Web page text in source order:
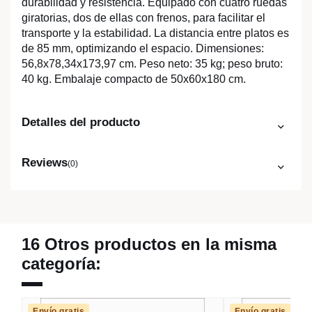
durabilidad y resistencia. Equipado con cuatro ruedas
giratorias, dos de ellas con frenos, para facilitar el
transporte y la estabilidad. La distancia entre platos es
de 85 mm, optimizando el espacio. Dimensiones:
56,8x78,34x173,97 cm. Peso neto: 35 kg; peso bruto:
40 kg. Embalaje compacto de 50x60x180 cm.
Detalles del producto
Reviews(0)
16 Otros productos en la misma
categoría: